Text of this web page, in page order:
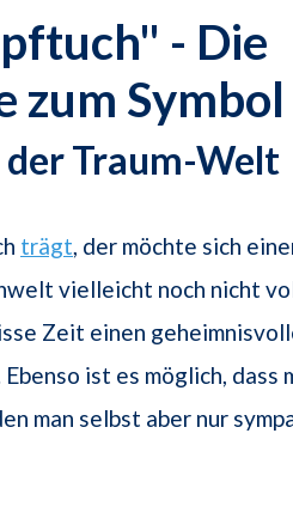
- Die
zum Symbol
Traum-Welt
trägt, der möchte sich
vielleicht noch nicht
Zeit einen
ist es möglich, dass
man selbst aber nur